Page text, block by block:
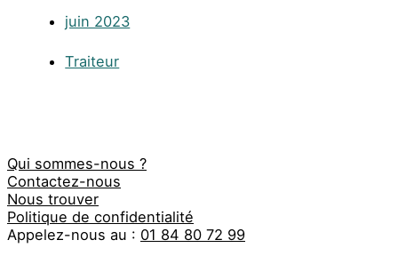
juin 2023
Traiteur
Qui sommes-nous ?
Contactez-nous
Nous trouver
Politique de confidentialité
Appelez-nous au : 01 84 80 72 99